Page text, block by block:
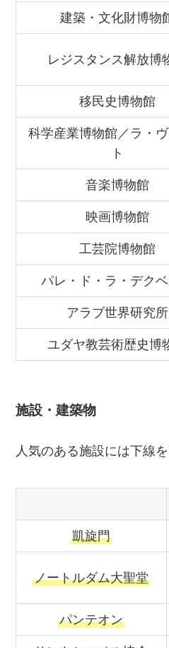
建築・文化財博物
レジスタンス解放博
移民史博物館
科学産業博物館／ラ・
ト
音楽博物館
映画博物館
工芸院博物館
パレ・ド・ラ・デクベ
アラブ世界研究所
ユダヤ教芸術歴史博
施設・建築物
人気のある施設には下線
凱旋門
ノートルダム大聖堂
パンテオン